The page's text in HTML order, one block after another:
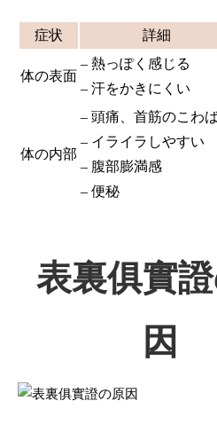
症状 詳細
体の表面
– 熱っぽく感じる
– 汗をかきにくい
体の内部
– 頭痛、首筋のこわ
– イライラしやすい
– 腹部膨満感
– 便秘
表裏俱實
因